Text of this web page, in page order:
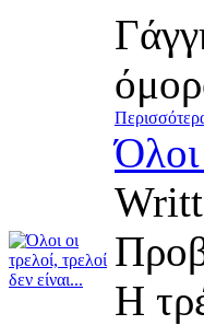
Όλοι
Η